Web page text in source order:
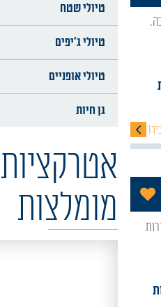
הוסף לתכניה שלי
טיולי שטח
טיולי ג'יפים
טיולי אופניים
גן חיות
אטרקציות
מומלצות